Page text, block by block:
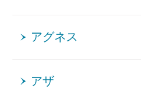
アグネス
アザ